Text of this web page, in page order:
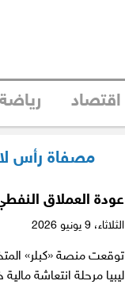
اقتصاد رياضة
مصفاة رأس
عودة العملاق
الثلاثاء،
توقعت منصة «كبلر»
ليبيا مرحلة انتعاشة